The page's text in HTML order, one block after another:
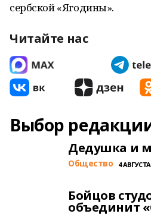
сербской «Ягодины».
Читайте нас
Выбор
Дедушка и
Общество 4 АВГУСТА
Бойцов
объединит